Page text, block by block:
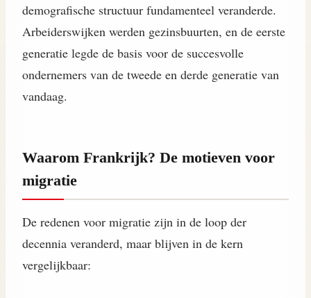
demografische structuur fundamenteel veranderde.
Arbeiderswijken werden gezinsbuurten, en de eerste
generatie legde de basis voor de succesvolle
ondernemers van de tweede en derde generatie van
vandaag.
Waarom Frankrijk? De motieven voor
migratie
De redenen voor migratie zijn in de loop der
decennia veranderd, maar blijven in de kern
vergelijkbaar: